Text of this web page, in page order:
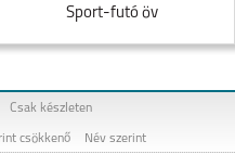
Sport-futó öv
Csak készleten
csökkenő Név szerint